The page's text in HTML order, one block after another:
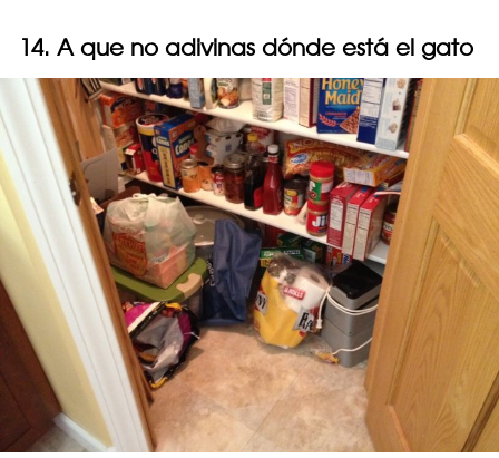
14. A que no adivinas dónde está el gato